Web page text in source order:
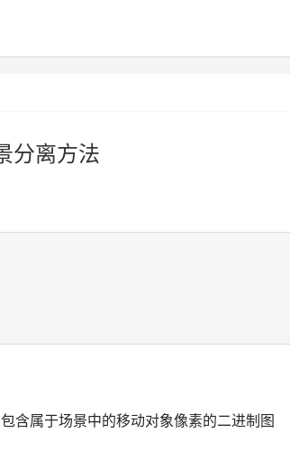
分离方法
含属于场景中的移动对象像素的二进制图